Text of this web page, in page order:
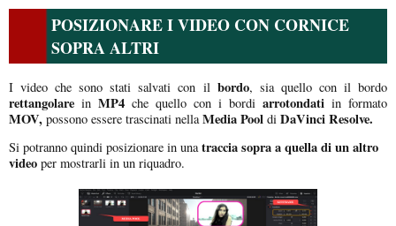
POSIZIONARE I VIDEO CON CORNICE
SOPRA ALTRI
I video che sono stati salvati con ilbordo, sia quello con il bordo
rettangolare in MP4 che quello con i bordi arrotondati in formato
MOV, possono essere trascinati nellaMedia Pool di DaVinci Resolve.
Si potranno quindi posizionare in unatracciasopra a quella di un altro
video per mostrarli in un riquadro.